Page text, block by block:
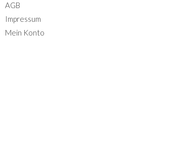
AGB
Impressum
Mein Konto